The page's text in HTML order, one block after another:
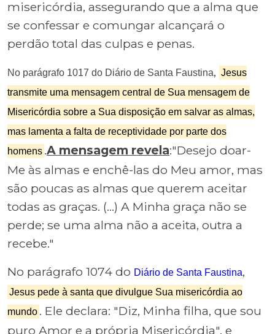
misericórdia, assegurando que a alma que
se confessar e comungar alcançará o
perdão total das culpas e penas.
No parágrafo 1017 do Diário de Santa Faustina, Jesus
transmite uma mensagem central de Sua mensagem de
Misericórdia sobre a Sua disposição em salvar as almas,
mas lamenta a falta de receptividade por parte dos
homens .A mensagem revela:"Desejo doar-
Me às almas e enchê-las do Meu amor, mas
são poucas as almas que querem aceitar
todas as graças. (...) A Minha graça não se
perde; se uma alma não a aceita, outra a
recebe."
No parágrafo 1074 do Diário de Santa Faustina,
Jesus pede à santa que divulgue Sua misericórdia ao
mundo . Ele declara: "Diz, Minha filha, que sou
puro Amor e a própria Misericórdia", e